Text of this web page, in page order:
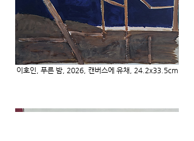
이호인, 푸른 밤, 2026, 캔버스에 유채, 24.2x33.5cm